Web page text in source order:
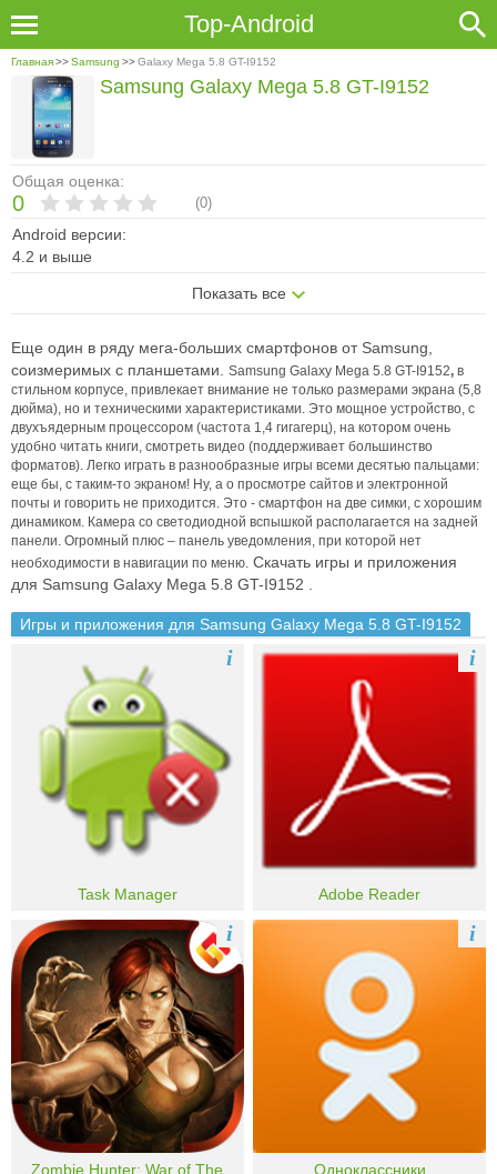
Top-Android
Главная>>Samsung >>Galaxy Mega 5.8 GT-I9152
Общая оценка:
0 (0)
Android версии:
4.2 и выше
Показать все
Samsung Galaxy Mega 5.8 GT-I9152
Еще один в ряду мега-больших смартфонов от Samsung,
соизмеримых с планшетами. Samsung Galaxy Mega 5.8 GT-I9152, в
стильном корпусе, привлекает внимание не только размерами экрана (5,8
дюйма), но и техническими характеристиками. Это мощное устройство, с
двухъядерным процессором (частота 1,4 гигагерц), на котором очень
удобно читать книги, смотреть видео (поддерживает большинство
форматов). Легко играть в разнообразные игры всеми десятью пальцами:
еще бы, с таким-то экраном! Ну, а о просмотре сайтов и электронной
почты и говорить не приходится. Это - смартфон на две симки, с хорошим
динамиком. Камера со светодиодной вспышкой располагается на задней
панели. Огромный плюс – панель уведомления, при которой нет
необходимости в навигации по меню. Скачать игры и приложения
для Samsung Galaxy Mega 5.8 GT-I9152 .
Игры и приложения для Samsung Galaxy Mega 5.8 GT-I9152
Task Manager
i
Adobe Reader
i
Zombie Hunter: War of The
i
Одноклассники
i